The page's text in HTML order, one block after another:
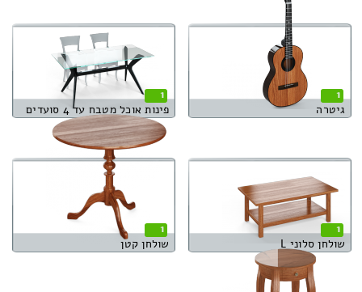
1
גיטרה
1
פינות אוכל מטבח עד 4 סועדים
1
שולחן סלוני L
1
שולחן קטן